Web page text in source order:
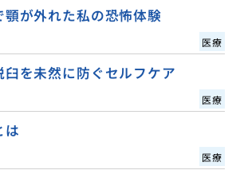
顎が外れた私の恐怖体験
医療
を未然に防ぐセルフケア
医療
は
医療